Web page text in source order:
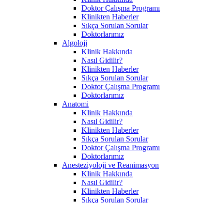
Doktor Çalışma Programı
Klinikten Haberler
Sıkça Sorulan Sorular
Doktorlarımız
Algoloji
Klinik Hakkında
Nasıl Gidilir?
Klinikten Haberler
Sıkça Sorulan Sorular
Doktor Çalışma Programı
Doktorlarımız
Anatomi
Klinik Hakkında
Nasıl Gidilir?
Klinikten Haberler
Sıkça Sorulan Sorular
Doktor Çalışma Programı
Doktorlarımız
Anesteziyoloji ve Reanimasyon
Klinik Hakkında
Nasıl Gidilir?
Klinikten Haberler
Sıkça Sorulan Sorular